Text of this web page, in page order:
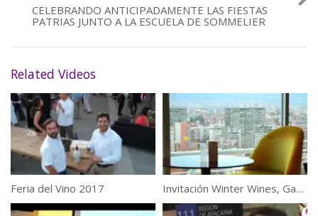
CELEBRANDO ANTICIPADAMENTE LAS FIESTAS
PATRIAS JUNTO A LA ESCUELA DE SOMMELIER
Related Videos
Feria del Vino 2017 Invitación Winter Wines, Gastronomía Italiana, “Plato N°1”